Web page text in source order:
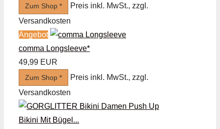
Zum Shop *
Preis inkl. MwSt., zzgl.
Versandkosten
Angebot
comma Longsleeve*
49,99 EUR
Zum Shop *
Preis inkl. MwSt., zzgl.
Versandkosten